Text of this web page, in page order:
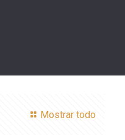
Mostrar todo